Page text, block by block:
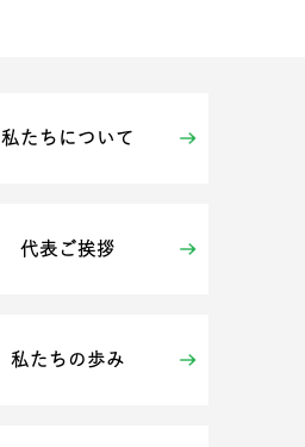
私たちについて
代表ご挨拶
私たちの歩み